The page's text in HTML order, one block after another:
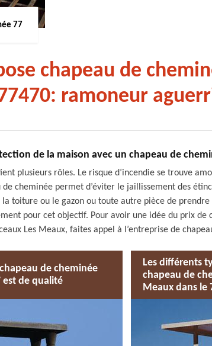
77
chapeau de
ramoneur
de la maison avec un chapeau de
plusieurs rôles. Le risque d’incendie se trouve
de cheminée permet d’éviter le jaillissement des
toiture ou le gazon ou toute autre pièce de prendre
pour cet objectif. Pour avoir une idée du prix de
Les Meaux, faites appel à l’entreprise de
de cheminée
est de qualité
Les différents
chapeau de
Meaux dans le